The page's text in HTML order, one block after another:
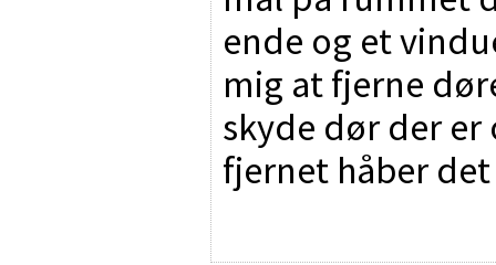
ende og et
mig at fjerne
skyde dør der er
fjernet håber